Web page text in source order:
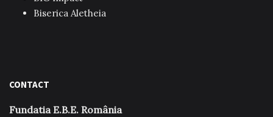
Biserica Aletheia
CONTACT
Fundatia E.B.E. România